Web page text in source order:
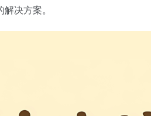
决方案。